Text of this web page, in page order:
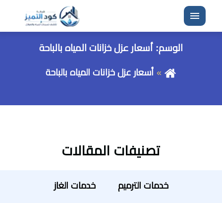
القائمة
الوسم: أسعار عزل خزانات المياه بالباحة
أسعار عزل خزانات المياه بالباحة
تصنيفات المقالات
خدمات الترميم خدمات الغاز